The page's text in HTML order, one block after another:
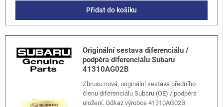
Přidat do košíku
Originální sestava diferenciálu /
podpěra diferenciálu Subaru
41310AG02B
Zbrusu nová, originální sestava předního
členu diferenciálu Subaru (OE) / podpěra
uložení. Odkaz výrobce 41310AG02B